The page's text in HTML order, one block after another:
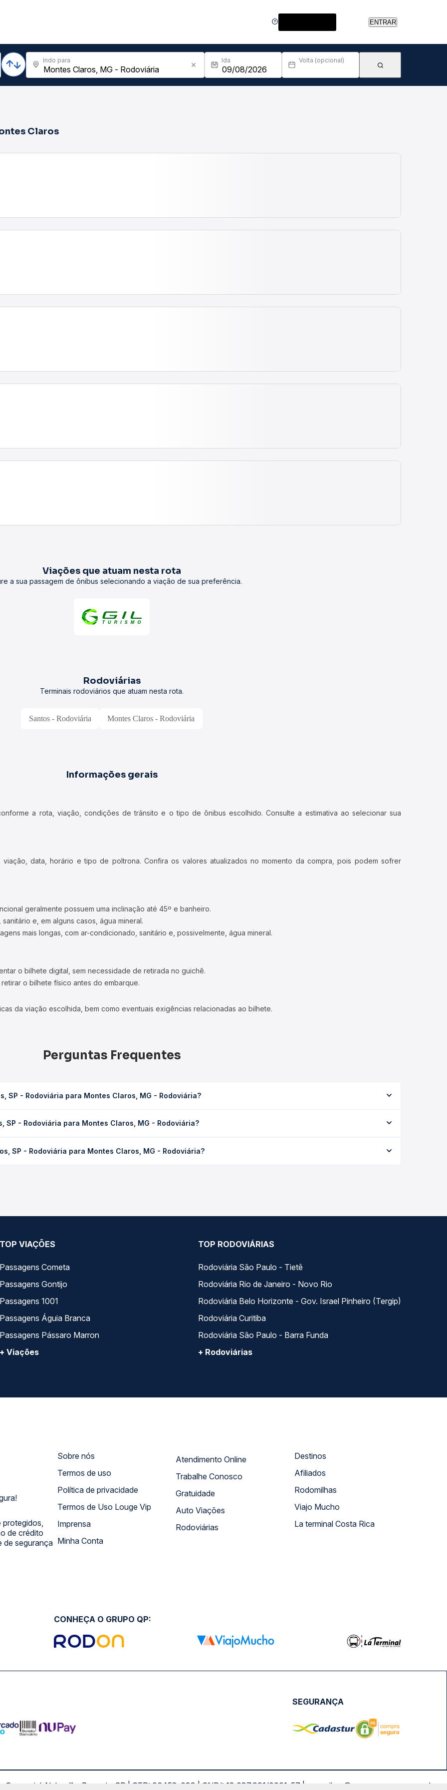
ENTRAR
Indo para Ida Volta (opcional)
Claros
Viações que atuam nesta rota
a sua passagem de ônibus selecionando a viação de sua preferência.
Rodoviárias
Terminais rodoviários que atuam nesta rota.
Santos - Rodoviária Montes Claros - Rodoviária
Informações gerais
a rota, viação, condições de trânsito e o tipo de ônibus escolhido. Consulte a estimativa ao selecionar sua
data, horário e tipo de poltrona. Confira os valores atualizados no momento da compra, pois podem sofrer
geralmente possuem uma inclinação até 45º e banheiro.
e, em alguns casos, água mineral.
mais longas, com ar-condicionado, sanitário e, possivelmente, água mineral.
o bilhete digital, sem necessidade de retirada no guichê.
o bilhete físico antes do embarque.
da viação escolhida, bem como eventuais exigências relacionadas ao bilhete.
Perguntas Frequentes
SP - Rodoviária para Montes Claros, MG - Rodoviária?
Na Quero Passagem você consulta os horários disponíveis e vê a duração exata de cada opção na data
SP - Rodoviária para Montes Claros, MG - Rodoviária?
Na Quero Passagem você compara os preços de todas as viações em tempo real e garante a melhor oferta
SP - Rodoviária para Montes Claros, MG - Rodoviária?
TOP VIAÇÕES
Passagens Cometa
Passagens Gontijo
Passagens 1001
Passagens Águia Branca
Passagens Pássaro Marron
+ Viações
TOP RODOVIÁRIAS
Rodoviária São Paulo - Tietê
Rodoviária Rio de Janeiro - Novo Rio
Rodoviária Belo Horizonte - Gov. Israel Pinheiro (Tergip)
Rodoviária Curitiba
Rodoviária São Paulo - Barra Funda
+ Rodoviárias
protegidos,
de crédito
de segurança
Sobre nós
Termos de uso
Política de privacidade
Termos de Uso Louge Vip
Imprensa
Minha Conta
Atendimento Online
Trabalhe Conosco
Gratuidade
Auto Viações
Rodoviárias
Destinos
Afiliados
Rodomilhas
Viajo Mucho
La terminal Costa Rica
CONHEÇA O GRUPO QP:
SEGURANÇA
Alphaville, Barueri - SP | CEP: 06453-038 | CNPJ: 18.087.991/0001-57 | saconibus@queropassagem.com.br